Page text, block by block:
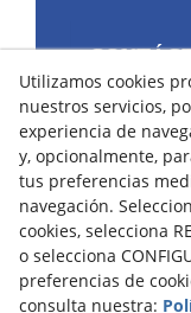
43400
Aviso
Utilizamos cookies
nuestros servicios,
experiencia de
y, opcionalmente,
tus preferencias
navegación.
cookies, selecciona
o selecciona
preferencias de
consulta nuestra: